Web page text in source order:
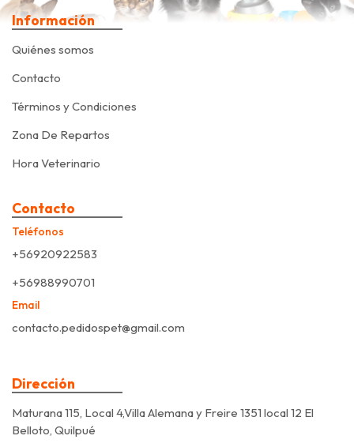
Información
Quiénes somos
Contacto
Términos y Condiciones
Zona De Repartos
Hora Veterinario
Contacto
Teléfonos
+56920922583
+56988990701
Email
contacto.pedidospet@gmail.com
Dirección
Maturana 115, Local 4,Villa Alemana y Freire 1351 local 12 El
Belloto, Quilpué